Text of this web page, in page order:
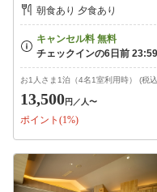
・12歳以上のお客様は入湯
朝食あり 夕食あり
お1人さま1泊（4名1室利用時） (税
13,500円 ／人〜
ポイント(1%)